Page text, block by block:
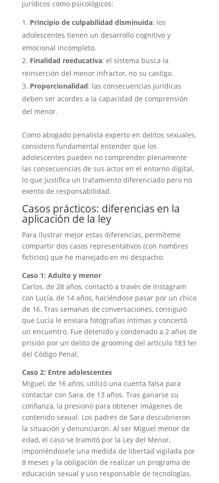
jurídicos como psicológicos:
Principio de culpabilidad disminuida: los
adolescentes tienen un desarrollo cognitivo y
emocional incompleto.
Finalidad reeducativa: el sistema busca la
reinserción del menor infractor, no su castigo.
Proporcionalidad: las consecuencias jurídicas
deben ser acordes a la capacidad de comprensión
del menor.
Como abogado penalista experto en delitos sexuales,
considero fundamental entender que los
adolescentes pueden no comprender plenamente
las consecuencias de sus actos en el entorno digital,
lo que justifica un tratamiento diferenciado pero no
exento de responsabilidad.
Casos prácticos: diferencias en la
aplicación de la ley
Para ilustrar mejor estas diferencias, permíteme
compartir dos casos representativos (con nombres
ficticios) que he manejado en mi despacho:
Caso 1: Adulto y menor
Carlos, de 28 años, contactó a través de Instagram
con Lucía, de 14 años, haciéndose pasar por un chico
de 16. Tras semanas de conversaciones, consiguió
que Lucía le enviara fotografías íntimas y concertó
un encuentro. Fue detenido y condenado a 2 años de
prisión por un delito de grooming del artículo 183 ter
del Código Penal.
Caso 2: Entre adolescentes
Miguel, de 16 años, utilizó una cuenta falsa para
contactar con Sara, de 13 años. Tras ganarse su
confianza, la presionó para obtener imágenes de
contenido sexual. Los padres de Sara descubrieron
la situación y denunciaron. Al ser Miguel menor de
edad, el caso se tramitó por la Ley del Menor,
imponiéndosele una medida de libertad vigilada por
8 meses y la obligación de realizar un programa de
educación sexual y uso responsable de tecnologías.